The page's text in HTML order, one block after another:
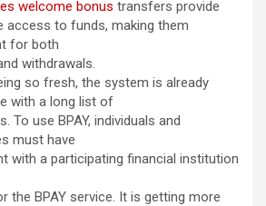
welcome bonus transfers provide
access to funds, making them
for both
withdrawals.
so fresh, the system is already
with a long list of
To use BPAY, individuals and
must have
with a participating financial institution
the BPAY service. It is getting more